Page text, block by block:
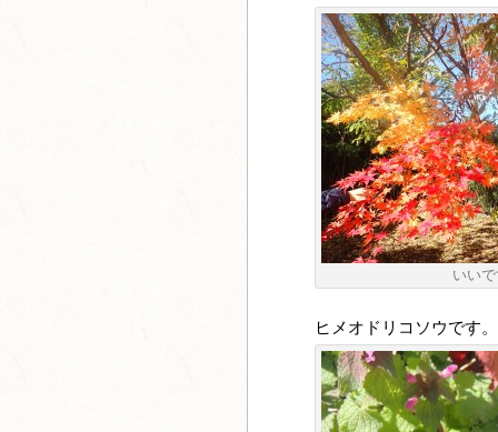
いい
ヒメオドリコソウです。